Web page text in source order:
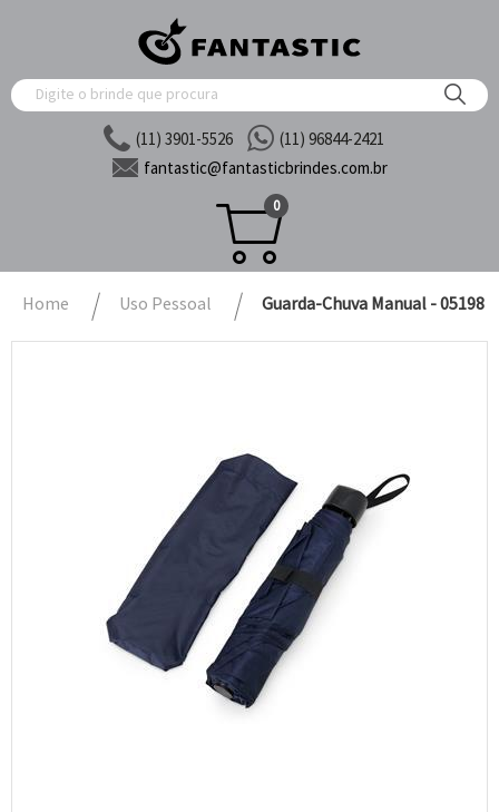
(11) 3901-5526
(11) 96844-2421
fantastic@fantasticbrindes.com.br
0
Home Uso Pessoal Guarda-Chuva Manual - 05198